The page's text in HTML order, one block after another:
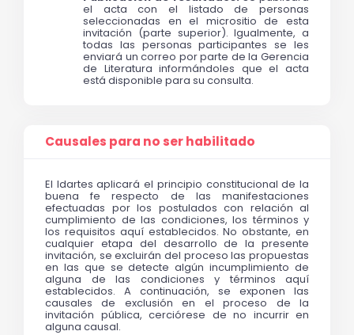
el acta con el listado de personas
seleccionadas en el micrositio de esta
invitación (parte superior). Igualmente, a
todas las personas participantes se les
enviará un correo por parte de la Gerencia
de Literatura informándoles que el acta
está disponible para su consulta.
Causales para no ser habilitado
El Idartes aplicará el principio constitucional de la
buena fe respecto de las manifestaciones
efectuadas por los postulados con relación al
cumplimiento de las condiciones, los términos y
los requisitos aquí establecidos. No obstante, en
cualquier etapa del desarrollo de la presente
invitación, se excluirán del proceso las propuestas
en las que se detecte algún incumplimiento de
alguna de las condiciones y términos aquí
establecidos. A continuación, se exponen las
causales de exclusión en el proceso de la
invitación pública, cerciórese de no incurrir en
alguna causal.